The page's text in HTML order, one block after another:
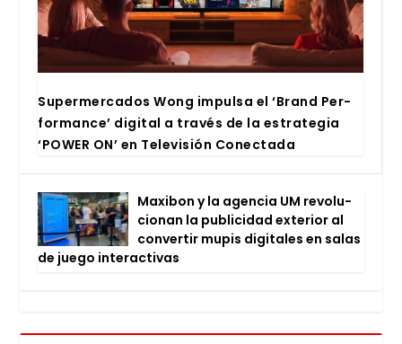
Super­mer­ca­dos Wong impul­sa el ‘Brand Per­
for­man­ce’ digi­tal a tra­vés de la estra­te­gia
‘POWER ON’ en Tele­vi­sión Conec­ta­da
Maxi­bon y la agen­cia UM revo­lu­
cio­nan la publi­ci­dad exte­rior al
con­ver­tir mupis digi­ta­les en salas
de jue­go inter­ac­ti­vas